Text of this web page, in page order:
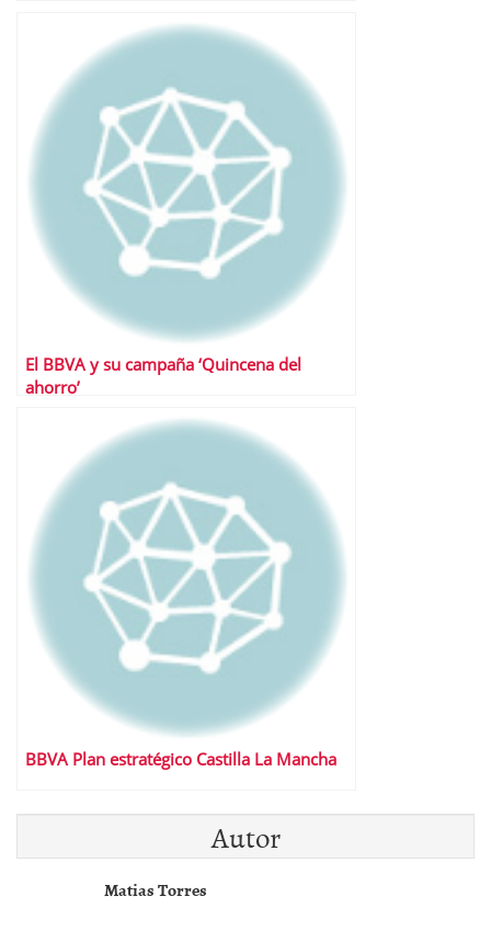
El BBVA y su campaña ‘Quincena del
ahorro’
BBVA Plan estratégico Castilla La Mancha
Autor
Matias Torres